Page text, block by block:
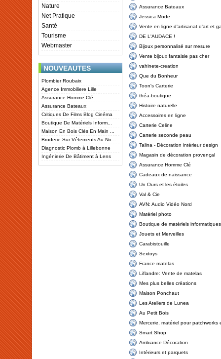
Nature
Net Pratique
Santé
Tourisme
Webmaster
NOUVEAUTES
Plombier Roubaix
Agence Immobiliere Lille
Assurance Homme Clé
Assurance Bateaux
Critiques De Films Blog Cinéma
Boutique De Matériels Inform...
Maison En Bois Clés En Main ...
Broderie Sur Vêtements Au No...
Diagnostic Plomb à Lillebonne
Ingénierie De Bâtiment à Lens
Assurance Bateaux
Jessica Mode
Vente en ligne d'artisanat d'art et
DE L'AUDACE !
Bijoux personnalisé sur mesure
Vente bijoux fantaisie pas cher
vahinete-creation
Que du Bonheur
Toon's Carterie
théa-boutique
Histoire naturelle
Accessoires en ligne
Carterie Celine
Carterie seconde peau
Talina - Décoration intérieur design
Magasin de décoration provençal
Assurance Homme Clé
Cadeaux de naissance
Un Ours et les étoiles
Val & Cie
AVN: Audio Vidéo Nord
Matériel photo
Boutique de matériels
Jouets et Merveilles
Carabistouille
Sextoys
France matelas
Liflandre: Vente de matelas
Mes plus belles créations
Maison Ponchaut
Les Ateliers de Lunea
Au Petit Bois
Mercerie, matériel pour patchworks
Smart Shop
Ambiance Décoration
Intérieurs et parquets